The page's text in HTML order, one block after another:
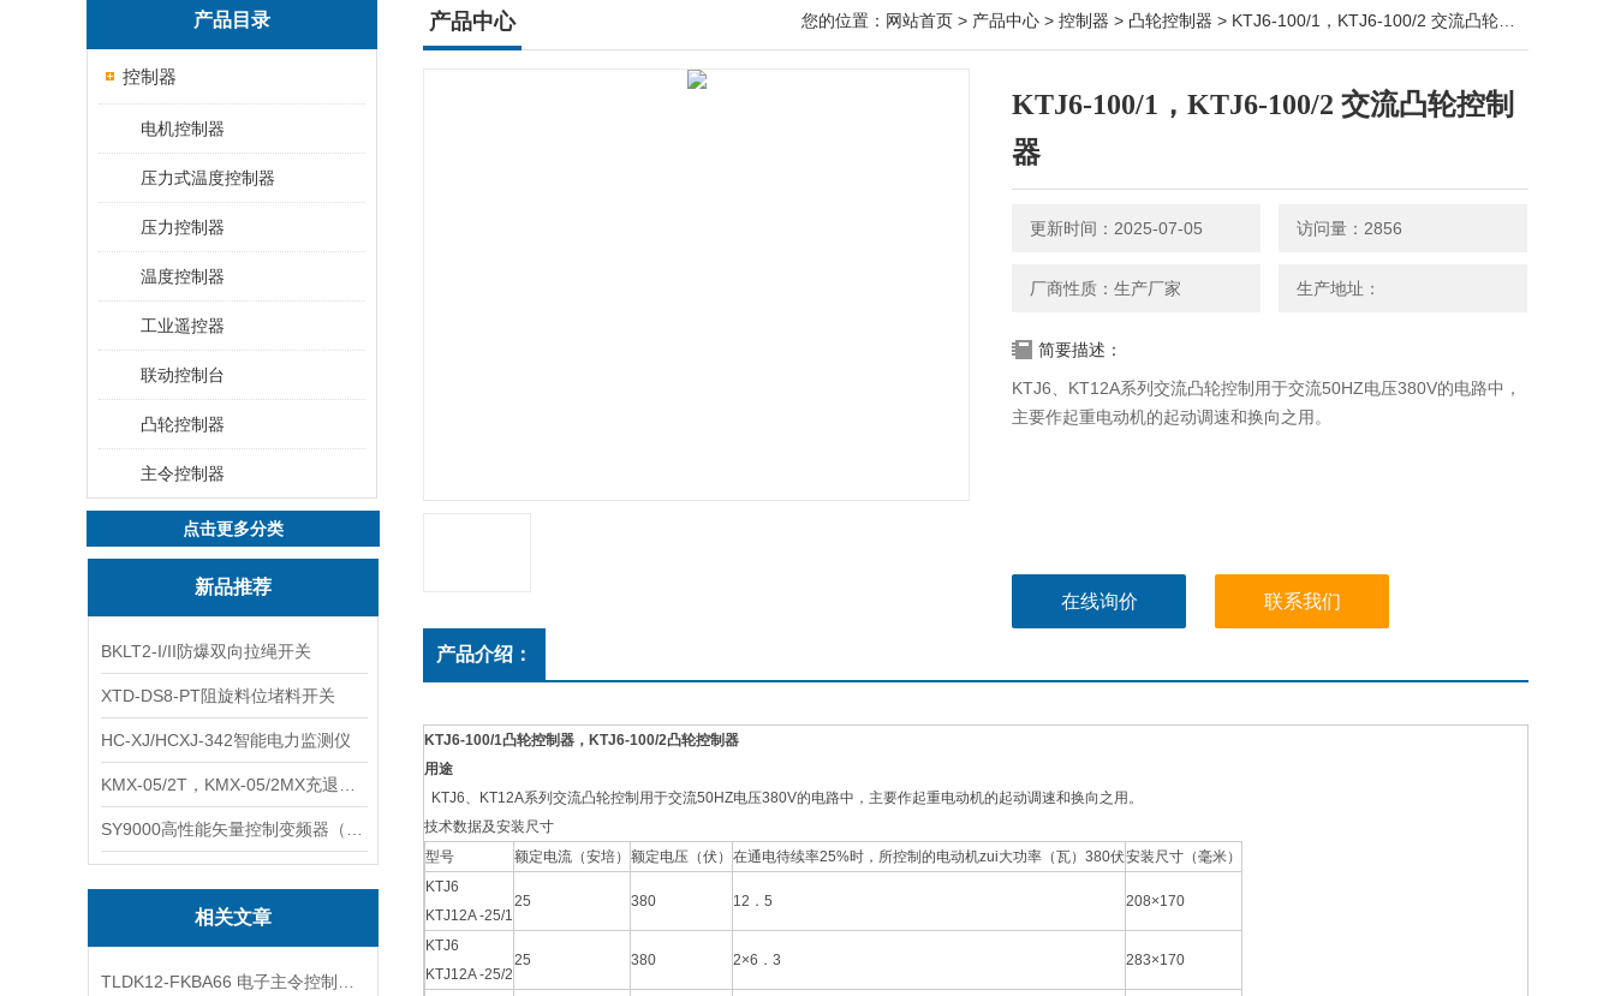
产品目录
控制器
电机控制器
压力式温度控制器
压力控制器
温度控制器
工业遥控器
联动控制台
凸轮控制器
主令控制器
点击更多分类
新品推荐
BKLT2-I/II防爆双向拉绳开关
XTD-DS8-PT阻旋料位堵料开关
HC-XJ/HCXJ-342智能电力监测仪
相关文章
产品中心 您的位置： 网站首页 > 产品中心 > 控制器 > 凸轮控制器 > KTJ6-100/1，KTJ6-100/2 交流凸轮控制器
KTJ6-100/1，KTJ6-100/2 交流凸轮控制
器
更新时间：2025-07-05 访问量：2856
厂商性质：生产厂家 生产地址：
简要描述：
KTJ6、KT12A系列交流凸轮控制用于交流50HZ电压380V的电路中，
主要作起重电动机的起动调速和换向之用。
在线询价 联系我们
产品介绍：
KTJ6-100/1凸轮控制器，KTJ6-100/2凸轮控制器
用途
KTJ6、KT12A系列交流凸轮控制用于交流50HZ电压380V的电路中，主要作起重电动机的起动调速和换向之用。
技术数据及安装尺寸
型号
额定电流（安培） 额定电压（伏） 在通电待续率25%时，所控制的电动机zui大功率（瓦）380伏安装尺寸（毫米）
KTJ6
KTJ12A -25/1
25 380 12．5 208×170
KTJ6
KTJ12A -25/2
25 380 2×6．3 283×170